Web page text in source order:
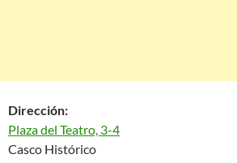
Dirección:
Plaza del Teatro, 3-4
Casco Histórico